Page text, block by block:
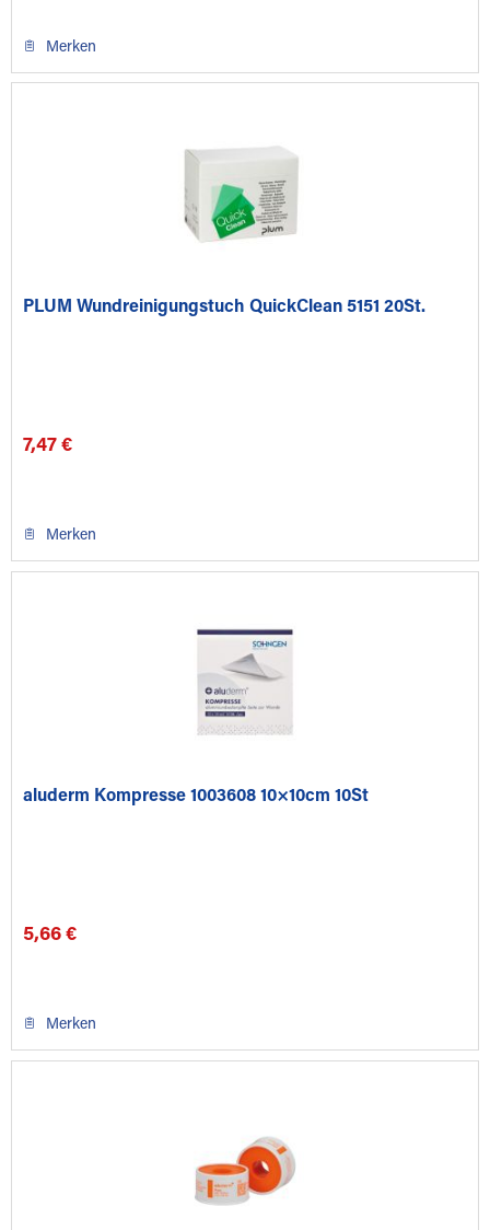
Merken
PLUM Wundreinigungstuch QuickClean 5151 20St.
7,47 €
Merken
aluderm Kompresse 1003608 10×10cm 10St
5,66 €
Merken